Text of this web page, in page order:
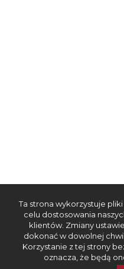
Ta strona wykorzystuje
celu dostosowania
klientów. Zmiany
dokonać w dowolnej
Korzystanie z tej strony
oznacza, że będą